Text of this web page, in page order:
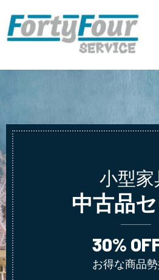
小型家
中古品
30%
お得な商品